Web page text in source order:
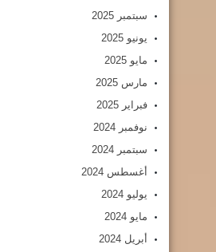
سبتمبر 2025
يونيو 2025
مايو 2025
مارس 2025
فبراير 2025
نوفمبر 2024
سبتمبر 2024
أغسطس 2024
يوليو 2024
مايو 2024
أبريل 2024